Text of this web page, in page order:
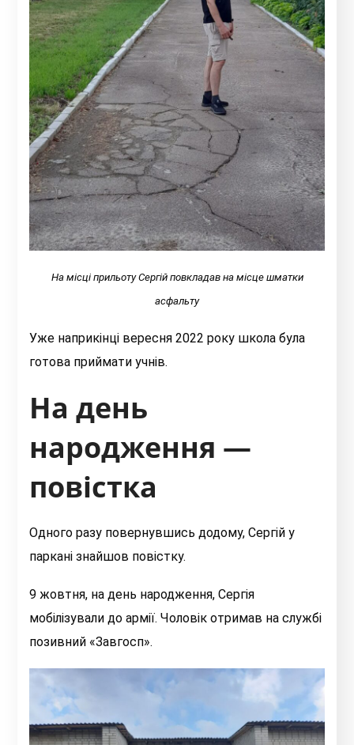
На місці прильоту Сергій повкладав на місце шматки
асфальту
Уже наприкінці вересня 2022 року школа була
готова приймати учнів.
На день
народження —
повістка
Одного разу повернувшись додому, Сергій у
паркані знайшов повістку.
9 жовтня, на день народження, Сергія
мобілізували до армії. Чоловік отримав на службі
позивний «Завгосп».